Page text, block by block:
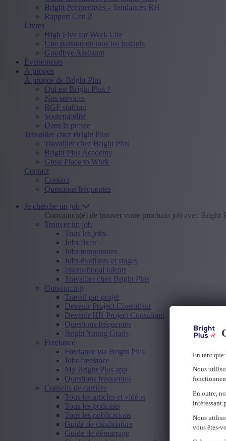
En tant que
Nous
En outre,
intéressant
Nous
vous êtes-
Bright Perspectives - Tendances RH
Rapport Gen Z
Livres
High Five for Work Life
Une passion de tous les instants
Goodbye Assistant
Événements
À propos
À propos de Bright Plus
Qui est Bright Plus ?
Nos services
RGF staffing
Soutenabilité
Dans la presse
Travailler chez Bright Plus
Travailler chez Bright Plus
Bright Plus Academy
Great Place to Work
Contact
Contact
Questions fréquentes
Je cherche un job
Convaincu(e) de trouver votre prochain job avec Bright
Trouver un job
Tous les jobs
Jobs fixes
Jobs temporaires
Jobs étudiants et stages
International talents
Travailler chez Bright Plus
Outsourcing
Travail par projet
Devenir Project Consultant
Devenir HR Project Consultant
Questions fréquentes
Bright Young Grads
Freelance
Freelance via Bright Plus
Jobs freelance
My Bright Plus app
Questions fréquentes
Conseils de carrière
Tous les articles et vidéos
Tous les podcasts
Tous les publications
Guide de candidature
Guide de démarrage